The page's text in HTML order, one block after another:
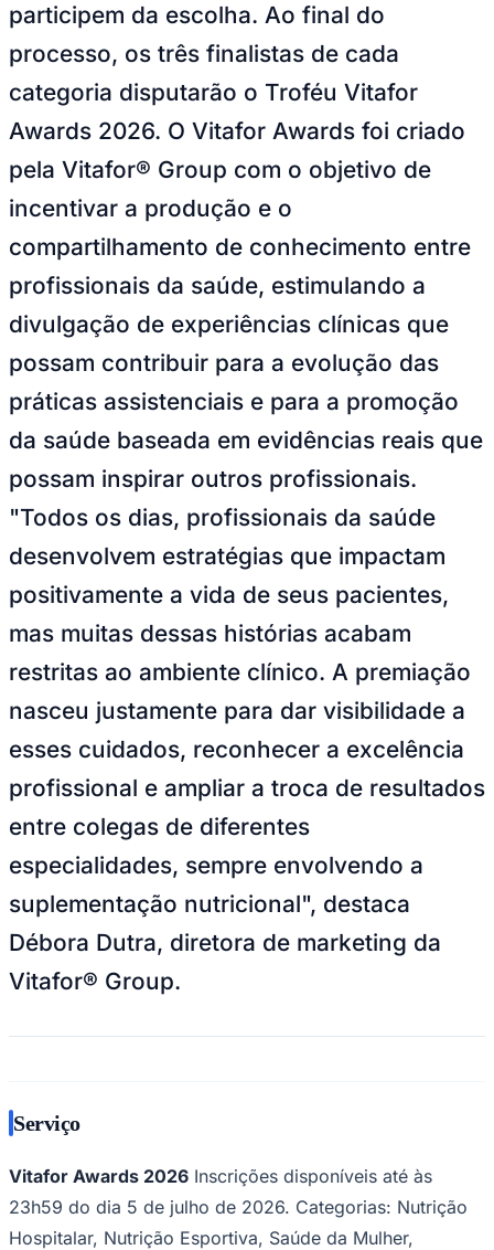
São Paulo
Santos
participem da escolha. Ao final do
processo, os três finalistas de cada
categoria disputarão o Troféu Vitafor
Awards 2026. O Vitafor Awards foi criado
pela Vitafor® Group com o objetivo de
incentivar a produção e o
compartilhamento de conhecimento entre
profissionais da saúde, estimulando a
divulgação de experiências clínicas que
possam contribuir para a evolução das
práticas assistenciais e para a promoção
da saúde baseada em evidências reais que
possam inspirar outros profissionais.
"Todos os dias, profissionais da saúde
desenvolvem estratégias que impactam
positivamente a vida de seus pacientes,
mas muitas dessas histórias acabam
restritas ao ambiente clínico. A premiação
nasceu justamente para dar visibilidade a
esses cuidados, reconhecer a excelência
profissional e ampliar a troca de resultados
entre colegas de diferentes
especialidades, sempre envolvendo a
suplementação nutricional", destaca
Débora Dutra, diretora de marketing da
Vitafor® Group.
Serviço
Vitafor Awards 2026 Inscrições disponíveis até às
23h59 do dia 5 de julho de 2026. Categorias: Nutrição
Hospitalar, Nutrição Esportiva, Saúde da Mulher,